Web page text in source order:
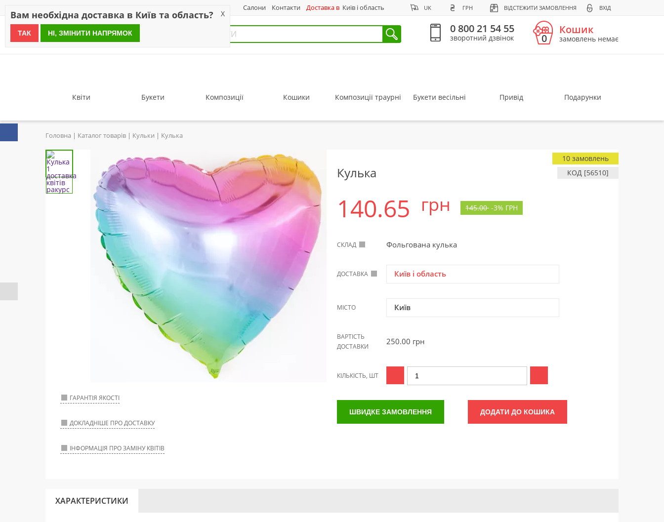
Салони Контакти Доставка в Київ і область UK ГРН ВІДСТЕЖИТИ ЗАМОВЛЕННЯ ВХІД
since 1999
0 800 21 54 55
зворотний дзвінок 0
Кошик
замовлень немає
Квіти Букети Композиції Кошики Композиції траурні Букети весільні Привід Подарунки
Головна Каталог товарів Кульки Кулька
ГАРАНТІЯ ЯКОСТІ
ДОКЛАДНІШЕ ПРО ДОСТАВКУ
ІНФОРМАЦІЯ ПРО ЗАМІНУ КВІТІВ
Кулька КОД [56510]
10 замовлень
140.65 грн 145.00 -3% ГРН
СКЛАД Фольгована кулька
ДОСТАВКА Київ і область
МІСТО Київ
ВАРТІСТЬ
ДОСТАВКИ
250.00 грн
КІЛЬКІСТЬ, ШТ
ШВИДКЕ ЗАМОВЛЕННЯ ДОДАТИ ДО КОШИКА
ХАРАКТЕРИСТИКИ
Вам необхідна доставка в Київ та область? X
ТАК НІ, ЗМІНИТИ НАПРЯМОК